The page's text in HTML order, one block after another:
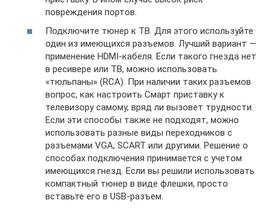
повреждения портов.
Подключите тюнер к ТВ. Для этого используйте
один из имеющихся разъемов. Лучший вариант —
применение HDMI-кабеля. Если такого гнезда нет
в ресивере или ТВ, можно использовать
«тюльпаны» (RCA). При наличии таких разъемов
вопрос, как настроить Смарт приставку к
телевизору самому, вряд ли вызовет трудности.
Если эти способы также не подходят, можно
использовать разные виды переходников с
разъемами VGA, SCART или другими. Решение о
способах подключения принимается с учетом
имеющихся гнезд. Если вы решили использовать
компактный тюнер в виде флешки, просто
вставьте его в USB-разъем.